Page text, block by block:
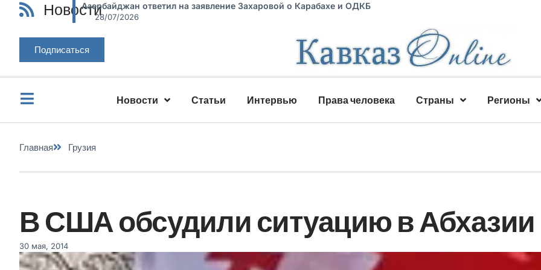
НовостиАзербайджан ответил на заявление Захаровой о Карабахе и ОДКБ
28/07/2026
Подписаться
Новости Статьи Интервью Права человека Страны Регионы
Главная Грузия
В США обсудили ситуацию в Абхазии
30 мая, 2014